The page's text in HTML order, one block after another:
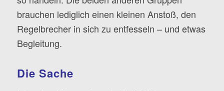
brauchen lediglich einen kleinen Anstoß, den
Regelbrecher in sich zu entfesseln – und etwas
Begleitung.
Die Sache